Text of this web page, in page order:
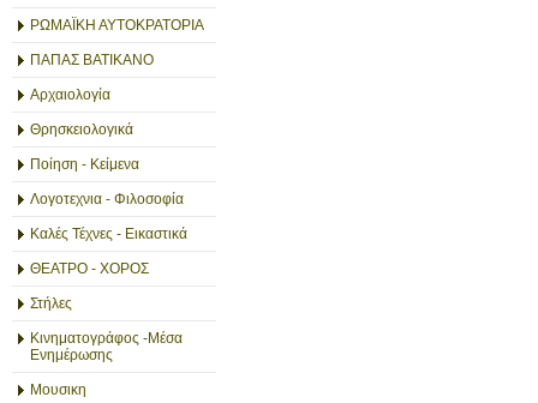
ΡΩΜΑΪΚΗ ΑΥΤΟΚΡΑΤΟΡΙΑ
ΠΑΠΑΣ ΒΑΤΙΚΑΝΟ
Αρχαιολογία
Θρησκειολογικά
Ποίηση - Κείμενα
Λογοτεχνια - Φιλοσοφία
Καλές Τέχνες - Εικαστικά
ΘΕΑΤΡΟ - ΧΟΡΟΣ
Στήλες
Κινηματογράφος -Μέσα
Ενημέρωσης
Μουσικη